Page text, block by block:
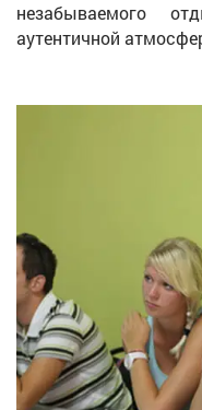
незабываемого
аутентичной